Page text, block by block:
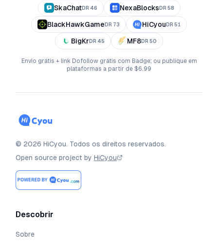
SkaChatDR 46 NexaBlocks DR 58
BlackHawkGame DR 73 HiCyou DR 51
BigKr DR 45 MF8DR 50
Envio grátis + link Dofollow grátis com Badge; ou publique em
plataformas a partir de $6.99
© 2026 HiCyou. Todos os direitos reservados.
Open source project by HiCyou
Descobrir
Sobre